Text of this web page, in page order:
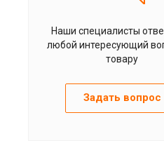
Наши специалисты
любой интересующий
товару
Задать вопрос